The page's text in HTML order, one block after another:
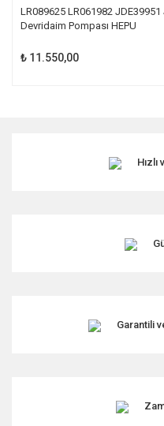
LR089625 LR061982 JDE39951
Devridaim Pompası HEPU
₺ 11.550,00
Garantili